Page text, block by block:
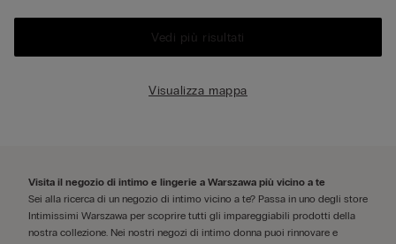
Vedi più risultati
Visualizza mappa
Visita il negozio di intimo e lingerie a Warszawa più vicino a te
Sei alla ricerca di un negozio di intimo vicino a te? Passa in uno degli store
Intimissimi Warszawa per scoprire tutti gli impareggiabili prodotti della
nostra collezione. Nei nostri negozi di intimo donna puoi rinnovare e